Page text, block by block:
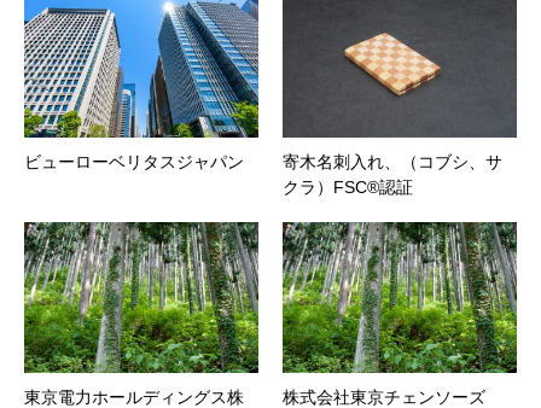
ビューローベリタスジャパン
寄木名刺入れ、（コブシ、サ
クラ）FSC®認証
東京電力ホールディングス株
株式会社東京チェンソーズ